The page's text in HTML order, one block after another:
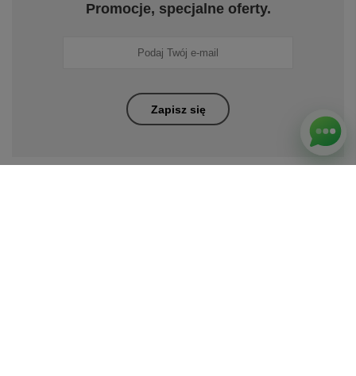
Promocje, specjalne oferty.
Zapisz się